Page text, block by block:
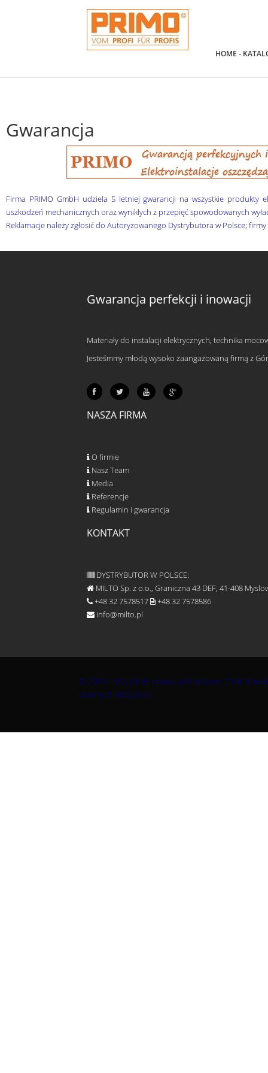
HOME -
Gwarancja
Firma PRIMO GmbH udziela 5 letniej gwarancji na wszystkie produkty
uszkodzeń mechanicznych oraz wynikłych z przepięć spowodowanych
Reklamacje należy zgłosić do Autoryzowanego Dystrybutora w Polsce;
Gwarancja perfekcji i inowacji
Materiały do instalacji elektrycznych, technika
Jesteśmmy młodą wysoko zaangażowaną firmą z
NASZA FIRMA
O firmie
Nasz Team
Media
Referencje
Regulamin i gwarancja
KONTAKT
DYSTRYBUTOR W POLSCE:
MILTO Sp. z o.o., Graniczna 43 DEF, 41-408
+48 32 7578517
+48 32 7578586
info@milto.pl
© 2018 . Wszystkie prawa zastrzeżone. Znaki
prawnych właścicieli.